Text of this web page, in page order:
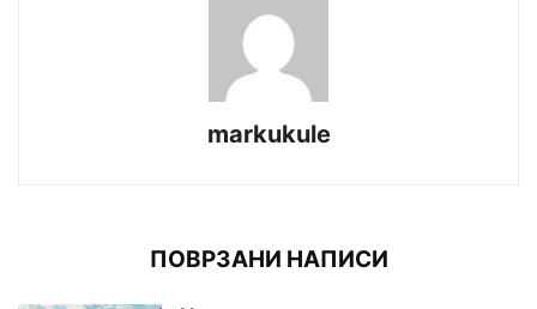
markukule
ПОВРЗАНИ НАПИСИ